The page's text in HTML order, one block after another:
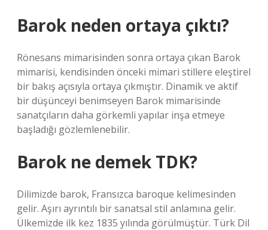
Barok neden ortaya çıktı?
Rönesans mimarisinden sonra ortaya çıkan Barok
mimarisi, kendisinden önceki mimari stillere eleştirel
bir bakış açısıyla ortaya çıkmıştır. Dinamik ve aktif
bir düşünceyi benimseyen Barok mimarisinde
sanatçıların daha görkemli yapılar inşa etmeye
başladığı gözlemlenebilir.
Barok ne demek TDK?
Dilimizde barok, Fransızca baroque kelimesinden
gelir. Aşırı ayrıntılı bir sanatsal stil anlamına gelir.
Ülkemizde ilk kez 1835 yılında görülmüştür. Türk Dil